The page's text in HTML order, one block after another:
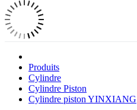
Produits
Cylindre
Cylindre Piston
Cylindre piston YINXIANG